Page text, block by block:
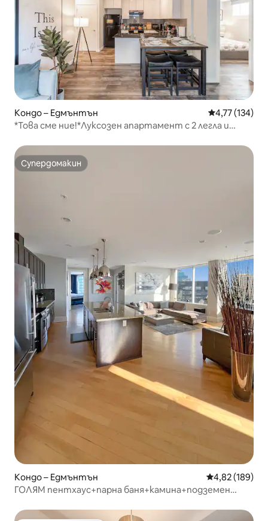
Кондо – Едмънтън Средна
4,77 (134)
*Това сме ние!*Луксозен апартамент с 2 легла и
Супердомакин
Супердомакин
Кондо – Едмънтън Средна
4,82 (189)
ГОЛЯМ пентхаус+парна баня+камина+подземен